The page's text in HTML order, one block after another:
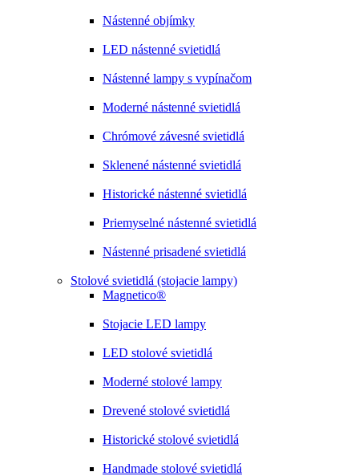
Nástenné objímky
LED nástenné svietidlá
Nástenné lampy s vypínačom
Moderné nástenné svietidlá
Chrómové závesné svietidlá
Sklenené nástenné svietidlá
Historické nástenné svietidlá
Priemyselné nástenné svietidlá
Nástenné prisadené svietidlá
Stolové svietidlá (stojacie lampy)
Magnetico®
Stojacie LED lampy
LED stolové svietidlá
Moderné stolové lampy
Drevené stolové svietidlá
Historické stolové svietidlá
Handmade stolové svietidlá